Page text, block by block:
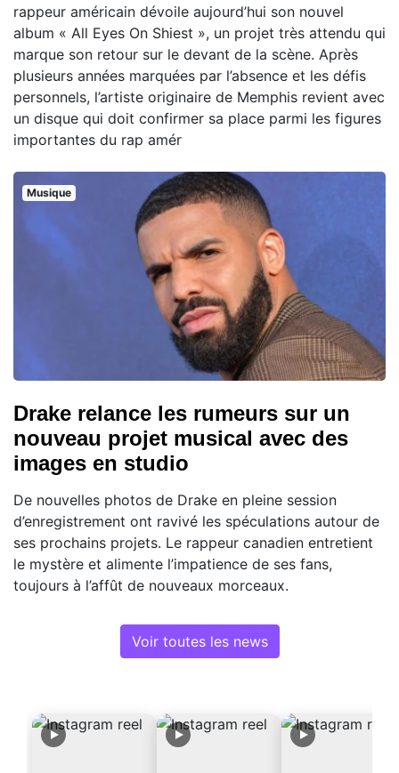
rappeur américain dévoile aujourd’hui son nouvel
album « All Eyes On Shiest », un projet très attendu qui
marque son retour sur le devant de la scène. Après
plusieurs années marquées par l’absence et les défis
personnels, l’artiste originaire de Memphis revient avec
un disque qui doit confirmer sa place parmi les figures
importantes du rap amér
Musique
Drake relance les rumeurs sur un
nouveau projet musical avec des
images en studio
De nouvelles photos de Drake en pleine session
d’enregistrement ont ravivé les spéculations autour de
ses prochains projets. Le rappeur canadien entretient
le mystère et alimente l’impatience de ses fans,
toujours à l’affût de nouveaux morceaux.
Voir toutes les news